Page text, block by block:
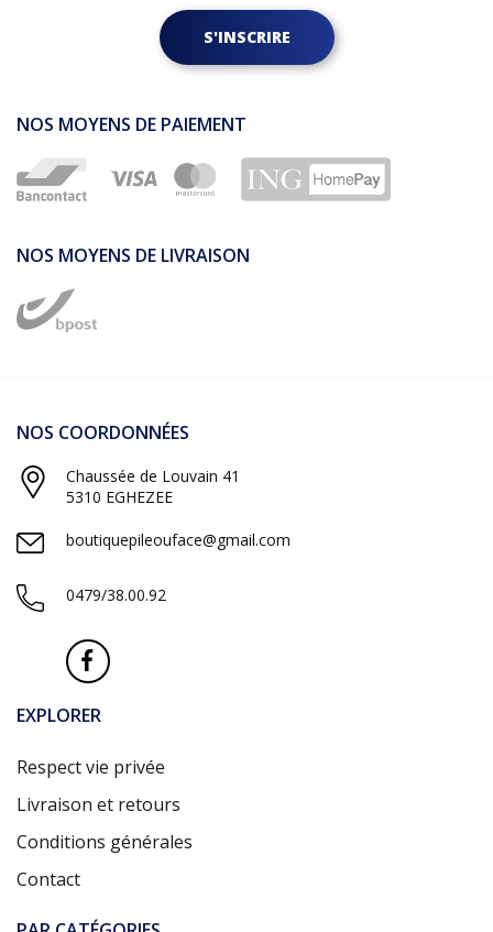
S'INSCRIRE
NOS MOYENS DE PAIEMENT
NOS MOYENS DE LIVRAISON
NOS COORDONNÉES
Chaussée de Louvain 41
5310 EGHEZEE
boutiquepileouface@gmail.com
0479/38.00.92
EXPLORER
Respect vie privée
Livraison et retours
Conditions générales
Contact